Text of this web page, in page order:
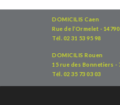
DOMICILIS Caen
Rue de l’Ormelet -
Tél. 02 31 53 95 98
DOMICILIS Rouen
15 rue des Bonnetiers -
Tél. 02 35 73 03 03